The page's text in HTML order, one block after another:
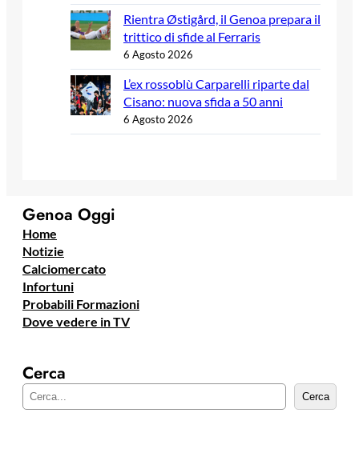
Rientra Østigård, il Genoa prepara il
trittico di sfide al Ferraris
6 Agosto 2026
L’ex rossoblù Carparelli riparte dal
Cisano: nuova sfida a 50 anni
6 Agosto 2026
Genoa Oggi
Home
Notizie
Calciomercato
Infortuni
Probabili Formazioni
Dove vedere in TV
Cerca
e
Cerca